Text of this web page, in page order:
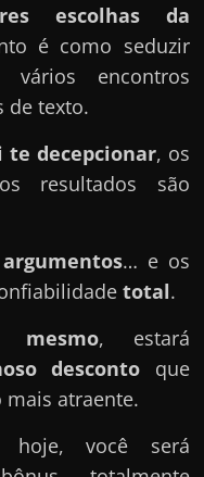
escolhas da
é como seduzir
encontros
de texto.
te decepcionar, os
resultados são
… e os
total.
mesmo, estará
desconto que
atraente.
hoje, você será